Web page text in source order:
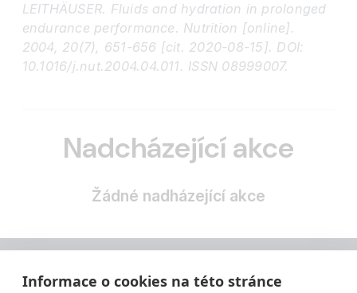
Informace o cookies na této stránce
LEITHÄUSER. Fluids and hydration in prolonged
endurance performance. Nutrition [online].
2004, 20(7), 651-656 [cit. 2020-08-15]. DOI:
10.1016/j.nut.2004.04.011. ISSN 08999007.
Nadcházející akce
Žádné nadházející akce